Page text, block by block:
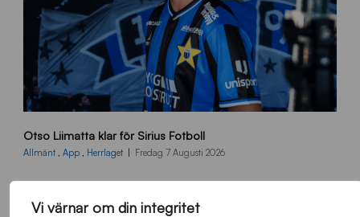
Vi värnar om din integritet
L
_
m
Otso Liimatta klar för Sirius Fotboll
Allmänt , App , Herrlaget Fredag 7 Augusti 2026